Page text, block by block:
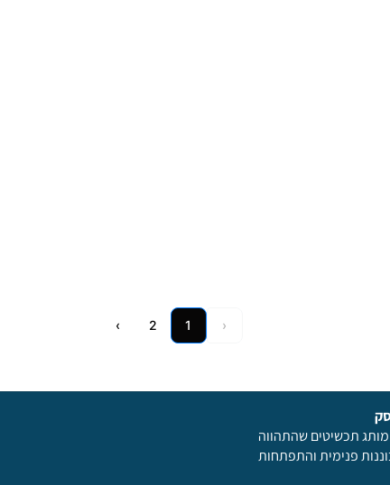
‹
1
2
›
תכשיטים שהתהווה
פנימית והתפתחות